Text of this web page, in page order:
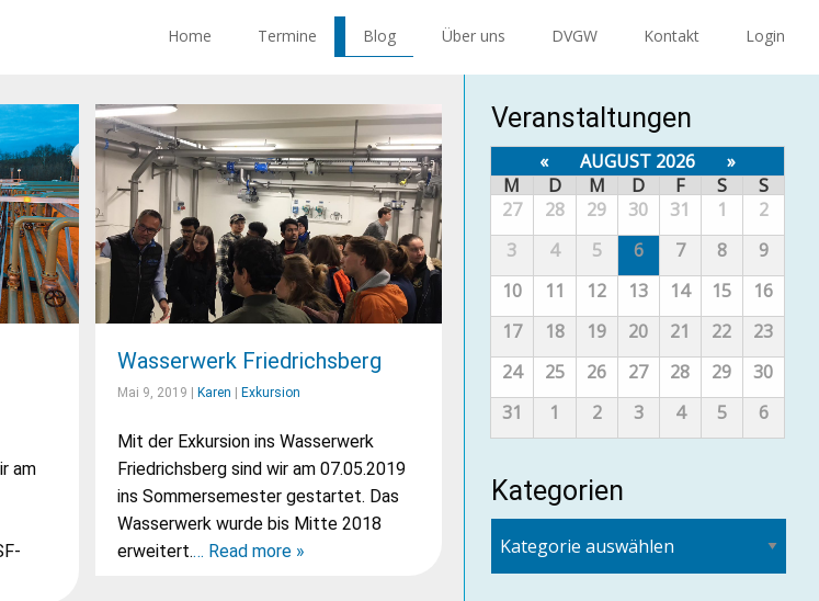
Home Termine Blog Über uns DVGW Kontakt Login
am
Wasserwerk Friedrichsberg
Mai 9, 2019 | Karen Exkursion
Mit der Exkursion ins Wasserwerk
Friedrichsberg sind wir am 07.05.2019
ins Sommersemester gestartet. Das
Wasserwerk wurde bis Mitte 2018
erweitert.… Read more »
Veranstaltungen
« AUGUST 2026
»
M
D M D F S
S
27
28 29 30 31 1
2
3
4 5 6 7 8
9
10
11 12 13 14 15
16
17
18 19 20 21 22
23
24
25 26 27 28 29
30
31
1 2 3 4 5 6
Kategorien